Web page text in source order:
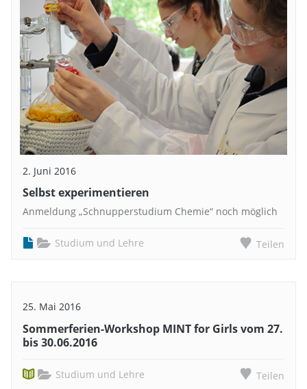
2. Juni 2016
Selbst experimentieren
Anmeldung „Schnupperstudium Chemie“ noch möglich
Studium und Lehre Teilen
25. Mai 2016
Sommerferien-Workshop MINT for Girls vom 27.
bis 30.06.2016
Studium und Lehre Teilen